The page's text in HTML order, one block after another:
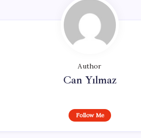
Author
Can Yılmaz
Follow Me